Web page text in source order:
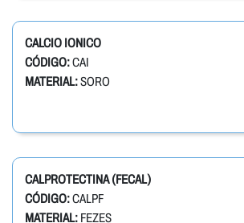
CALCIO IONICO
CÓDIGO:CAI
MATERIAL:SORO
CALPROTECTINA (FECAL)
CÓDIGO:CALPF
MATERIAL: FEZES